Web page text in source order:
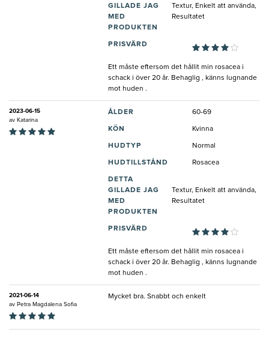
GILLADE JAG
MED
PRODUKTEN
Textur, Enkelt att använda,
Resultatet
PRISVÄRD
Ett måste eftersom det hållit min rosacea i
schack i över 20 år. Behaglig , känns lugnande
mot huden .
2023-06-15
av Katarina
ÅLDER 60-69
KÖN Kvinna
HUDTYP Normal
HUDTILLSTÅND Rosacea
DETTA
GILLADE JAG
MED
PRODUKTEN
Textur, Enkelt att använda,
Resultatet
PRISVÄRD
Ett måste eftersom det hållit min rosacea i
schack i över 20 år. Behaglig , känns lugnande
mot huden .
2021-06-14
av Petra Magdalena Sofia
Mycket bra. Snabbt och enkelt